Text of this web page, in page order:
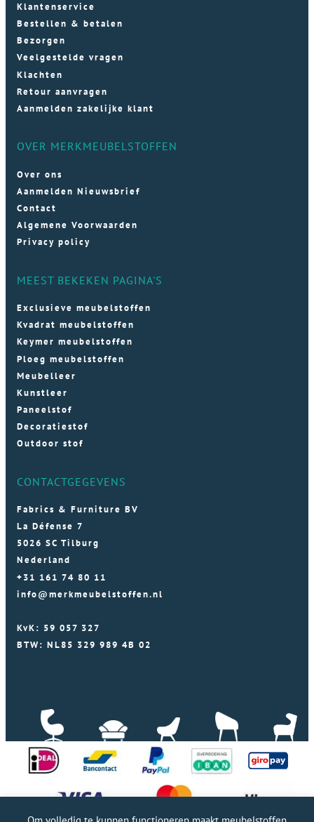
Klantenservice
Bestellen & betalen
Bezorgen
Veelgestelde vragen
Klachten
Retour aanvragen
Aanmelden zakelijke klant
OVER MERKMEUBELSTOFFEN
Over ons
Aanmelden Nieuwsbrief
Contact
Algemene Voorwaarden
Privacy policy
MEEST BEKEKEN PAGINA'S
Exclusieve meubelstoffen
Kvadrat meubelstoffen
Keymer meubelstoffen
Ploeg meubelstoffen
Meubelleer
Kunstleer
Paneelstof
Decoratiestof
Outdoor stof
CONTACTGEGEVENS
Fabrics & Furniture BV
La Défense 7
5026 SC Tilburg
Nederland
+31 161 74 80 11
info@merkmeubelstoffen.nl
KvK: 59 057 327
BTW: NL85 329 989 4B 02